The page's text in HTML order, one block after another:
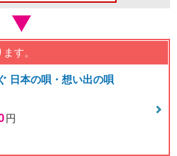
す。
日本の唄・想い出の唄
円